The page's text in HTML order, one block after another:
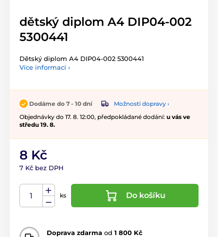
dětský diplom A4 DIP04-002
5300441
Dětský diplom A4 DIP04-002 5300441
Více informací ›
Dodáme do 7 - 10 dní
Možnosti dopravy ›
Objednávky do 17. 8. 12:00, předpokládané dodání: u vás ve
středu 19. 8.
8 Kč
7 Kč bez DPH
ks Do košíku
Doprava zdarma od 1 800 Kč